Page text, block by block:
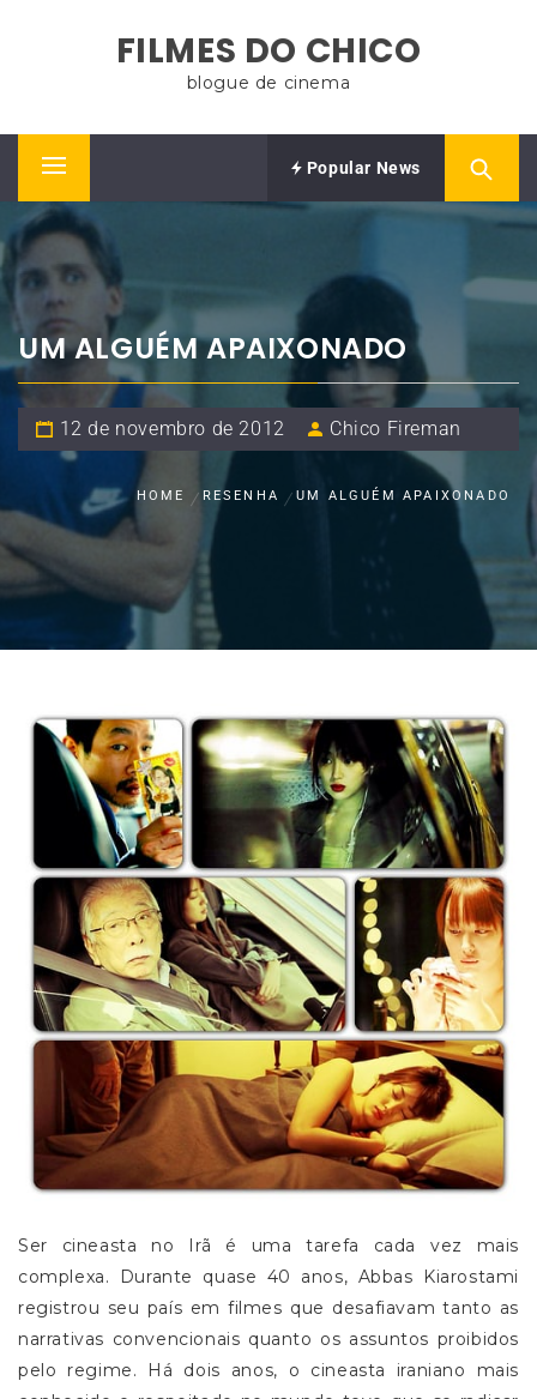
FILMES DO CHICO
blogue de cinema
Primary
Menu
Popular News
UM ALGUÉM APAIXONADO
12 de novembro de 2012 Chico Fireman
HOME RESENHA UM ALGUÉM APAIXONADO
Ser cineasta no Irã é uma tarefa cada vez mais
complexa. Durante quase 40 anos, Abbas Kiarostami
registrou seu país em filmes que desafiavam tanto as
narrativas convencionais quanto os assuntos proibidos
pelo regime. Há dois anos, o cineasta iraniano mais